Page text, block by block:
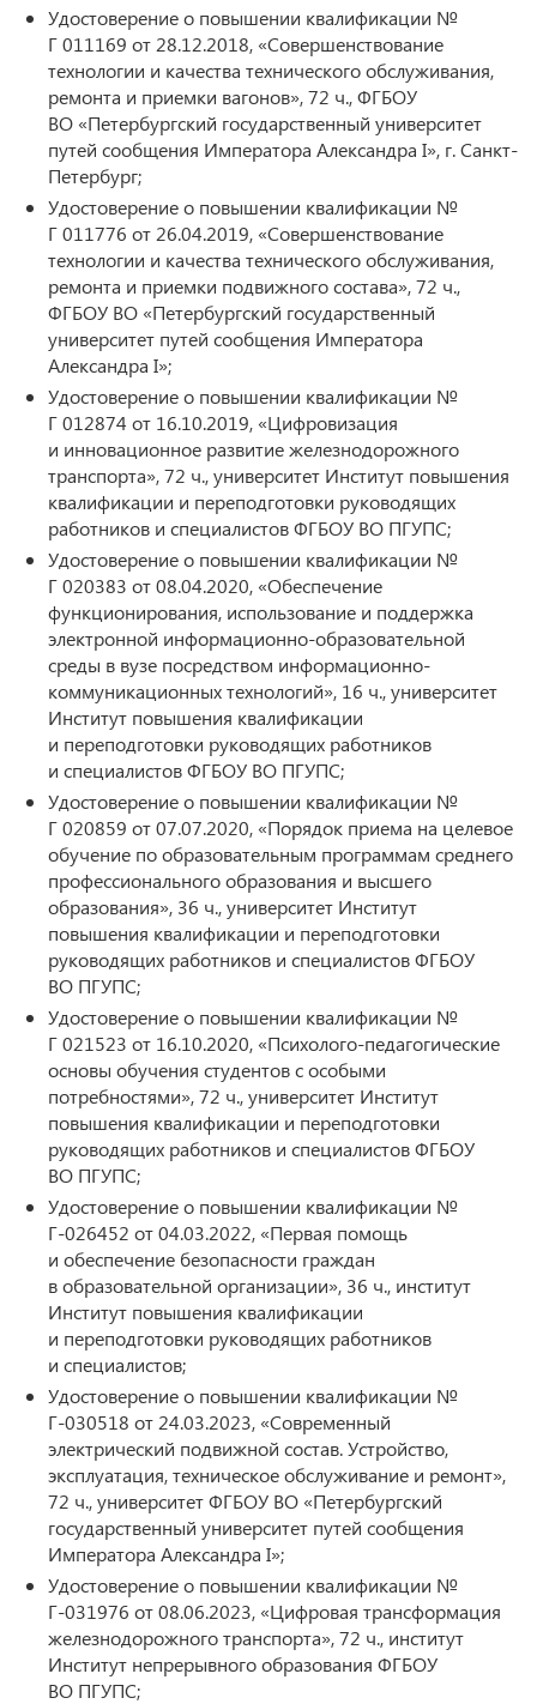
Удостоверение о повышении квалификации №
Г 011169 от 28.12.2018, «Совершенствование
технологии и качества технического обслуживания,
ремонта и приемки вагонов», 72 ч., ФГБОУ
ВО «Петербургский государственный университет
путей сообщения Императора Александра I», г. Санкт-
Петербург;
Удостоверение о повышении квалификации №
Г 011776 от 26.04.2019, «Совершенствование
технологии и качества технического обслуживания,
ремонта и приемки подвижного состава», 72 ч.,
ФГБОУ ВО «Петербургский государственный
университет путей сообщения Императора
Александра I»;
Удостоверение о повышении квалификации №
Г 012874 от 16.10.2019, «Цифровизация
и инновационное развитие железнодорожного
транспорта», 72 ч., университет Институт повышения
квалификации и переподготовки руководящих
работников и специалистов ФГБОУ ВО ПГУПС;
Удостоверение о повышении квалификации №
Г 020383 от 08.04.2020, «Обеспечение
функционирования, использование и поддержка
электронной информационно-образовательной
среды в вузе посредством информационно-
коммуникационных технологий», 16 ч., университет
Институт повышения квалификации
и переподготовки руководящих работников
и специалистов ФГБОУ ВО ПГУПС;
Удостоверение о повышении квалификации №
Г 020859 от 07.07.2020, «Порядок приема на целевое
обучение по образовательным программам среднего
профессионального образования и высшего
образования», 36 ч., университет Институт
повышения квалификации и переподготовки
руководящих работников и специалистов ФГБОУ
ВО ПГУПС;
Удостоверение о повышении квалификации №
Г 021523 от 16.10.2020, «Психолого-педагогические
основы обучения студентов с особыми
потребностями», 72 ч., университет Институт
повышения квалификации и переподготовки
руководящих работников и специалистов ФГБОУ
ВО ПГУПС;
Удостоверение о повышении квалификации №
Г-026452 от 04.03.2022, «Первая помощь
и обеспечение безопасности граждан
в образовательной организации», 36 ч., институт
Институт повышения квалификации
и переподготовки руководящих работников
и специалистов;
Удостоверение о повышении квалификации №
Г-030518 от 24.03.2023, «Современный
электрический подвижной состав. Устройство,
эксплуатация, техническое обслуживание и ремонт»,
72 ч., университет ФГБОУ ВО «Петербургский
государственный университет путей сообщения
Императора Александра I»;
Удостоверение о повышении квалификации №
Г-031976 от 08.06.2023, «Цифровая трансформация
железнодорожного транспорта», 72 ч., институт
Институт непрерывного образования ФГБОУ
ВО ПГУПС;